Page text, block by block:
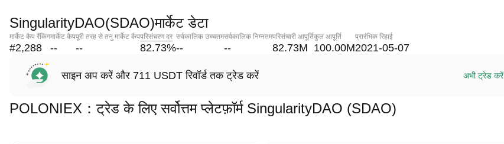
SingularityDAO(SDAO)मार्केट डेटा
मार्केट कैप रैंकिंग
#2,288
मार्केट कैप
--
पूरी तरह से तनु मार्केट कैप
--
परिसंचरण दर
82.73%
सर्वकालिक उच्चतम
--
सर्वकालिक निम्नतम
--
परिसंचारी आपूर्ति
82.73M
कुल आपूर्ति
100.00M
प्रारंभिक रिहाई
2021-05-07
साइन अप करें और 711 USDT रिवॉर्ड तक ट्रेड करें अभी ट्रेड करें
POLONIEX：ट्रेड के लिए सर्वोत्तम प्लेटफ़ॉर्म SingularityDAO (SDAO)